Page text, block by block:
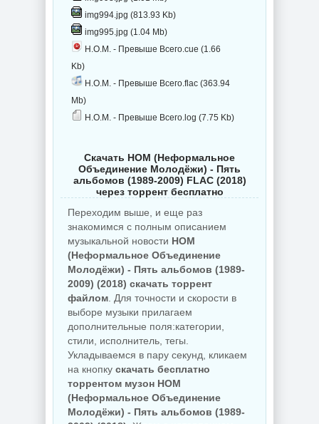
img994.jpg (813.93 Kb)
img995.jpg (1.04 Mb)
Н.О.М. - Превыше Всего.cue (1.66
Kb)
Н.О.М. - Превыше Всего.flac (363.94
Mb)
Н.О.М. - Превыше Всего.log (7.75 Kb)
Скачать НОМ (Неформальное
Объединение Молодёжи) - Пять
альбомов (1989-2009) FLAC (2018)
через торрент бесплатно
Переходим выше, и еще раз
знакомимся с полным описанием
музыкальной новости НОМ
(Неформальное Объединение
Молодёжи) - Пять альбомов (1989-
2009) (2018) скачать торрент
файлом. Для точности и скорости в
выборе музыки прилагаем
дополнительные поля:категории,
стили, исполнитель, тегы.
Укладываемся в пару секунд, кликаем
на кнопку скачать бесплатно
торрентом музон НОМ
(Неформальное Объединение
Молодёжи) - Пять альбомов (1989-